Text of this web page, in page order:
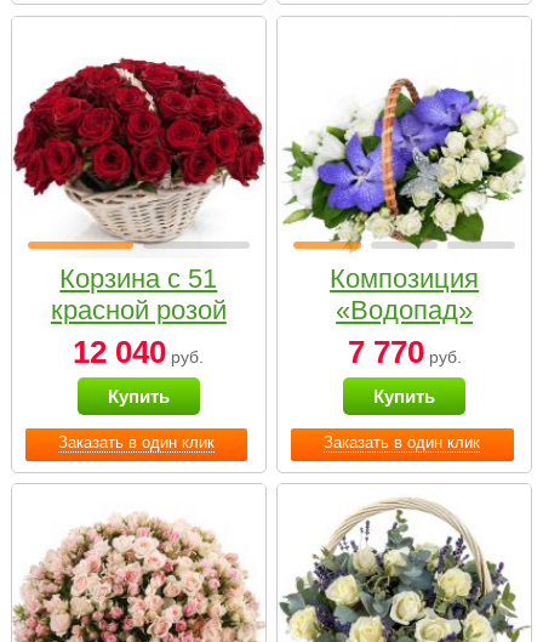
Заказать в один клик
Корзина с 51
красной розой
12 040 руб.
Купить
Заказать в один клик
Композиция
«Водопад»
7 770руб.
Купить